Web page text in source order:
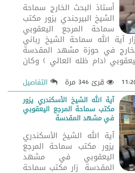
أستاذ البحث الخارج سماحة
الشيخ البيرجندي يزور مكتب
سماحة المرجع اليعقوبي
الله سماحة الشيخ رباني
في حوزة مشهد المقدسة
(دام ظله العالي ) وكان
قرئ 346 مرة
التفاصيل
آية الله الشيخ الأسكندري يزور
مكتب سماحة المرجع اليعقوبي
في مشهد المقدسة
آية الله الشيخ الأسكندري
يزور مكتب سماحة المرجع
اليعقوبي في مشهد
المقدسة زار مكتب سماحة